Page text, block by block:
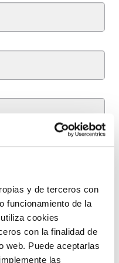
y de terceros con
funcionamiento de la
cookies
con la finalidad de
web. Puede aceptarlas
las
SEGURIDAD Y
datos facilitados, con la
planteadas a través
solicitada. Podrá
rectificación,
mencionada. Para
estamos tratando sus